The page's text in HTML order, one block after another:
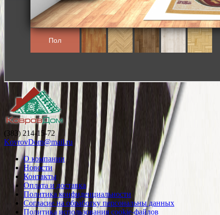
(383) 214-15-72
KovrovDom@mail.ru
О компании
Новости
Контакты
Оплата и доставка
Политика конфиденциальности
Согласие на обработку персональны данных
Политика использования cookie-файлов